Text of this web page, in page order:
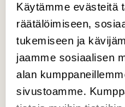
Käytämme evästeitä
räätälöimiseen,
tukemiseen ja
jaamme sosiaalisen
alan
sivustoamme.